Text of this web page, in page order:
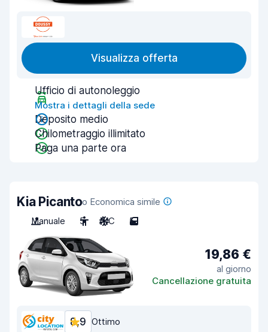
Visualizza offerta
Ufficio di autonoleggio
Mostra i dettagli della sede
Deposito medio
Chilometraggio illimitato
Paga una parte ora
Kia Picantoo Economica simile
Manuale
5 A/C 5
19,86 €
al giorno
Cancellazione gratuita
8,9 Ottimo